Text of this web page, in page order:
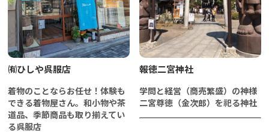
㈲ひしや呉服店
着物のことならお任せ！体験も
できる着物屋さん。和小物や茶
道品、季節商品も取り揃えてい
る呉服店
報徳二宮神社
学問と経営（商売繁盛）の神様
二宮尊徳（金次郎）を祀る神社